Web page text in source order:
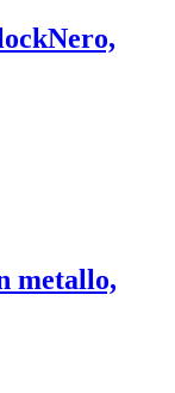
Nero,
metallo,